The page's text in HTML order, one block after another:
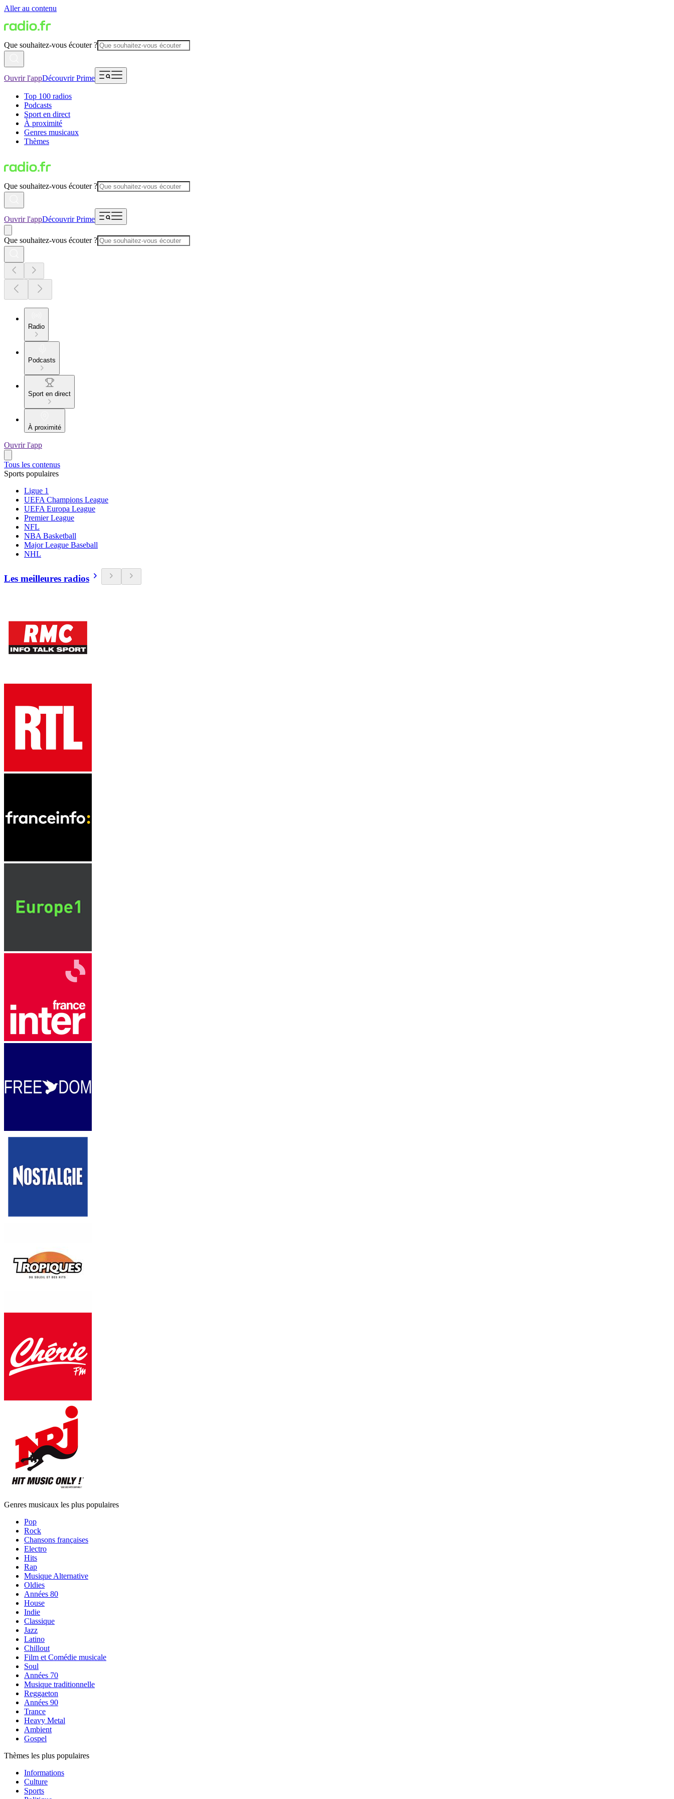
Aller au contenu
Que souhaitez-vous écouter ?
Ouvrir l'appDécouvrir Prime
Top 100 radios
Podcasts
Sport en direct
À proximité
Genres musicaux
Thèmes
Que souhaitez-vous écouter ?
Ouvrir l'appDécouvrir Prime
Que souhaitez-vous écouter ?
Radio
Podcasts
Sport en direct
À proximité
Ouvrir l'app
Tous les contenus
Sports populaires
Ligue 1
UEFA Champions League
UEFA Europa League
Premier League
NFL
NBA Basketball
Major League Baseball
NHL
Les meilleures radios
Genres musicaux les plus populaires
Pop
Rock
Chansons françaises
Electro
Hits
Rap
Musique Alternative
Oldies
Années 80
House
Indie
Classique
Jazz
Latino
Chillout
Film et Comédie musicale
Soul
Années 70
Musique traditionnelle
Reggaeton
Années 90
Trance
Heavy Metal
Ambient
Gospel
Thèmes les plus populaires
Informations
Culture
Sports